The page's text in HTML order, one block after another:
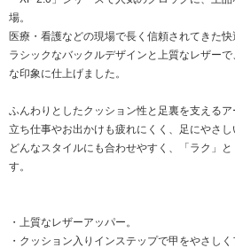
場。
医療・看護などの現場で長く信頼されてきた
ラシックなバックルデザインと上質なレザー
な印象に仕上げました。
ふんわりとしたクッション性と足裏を支える
立ち仕事やお出かけも疲れにくく、足にやさし
どんなスタイルにも合わせやすく、「ラク」
す。
・上質なレザーアッパー。
・クッション入りインステップで甲をやさしく